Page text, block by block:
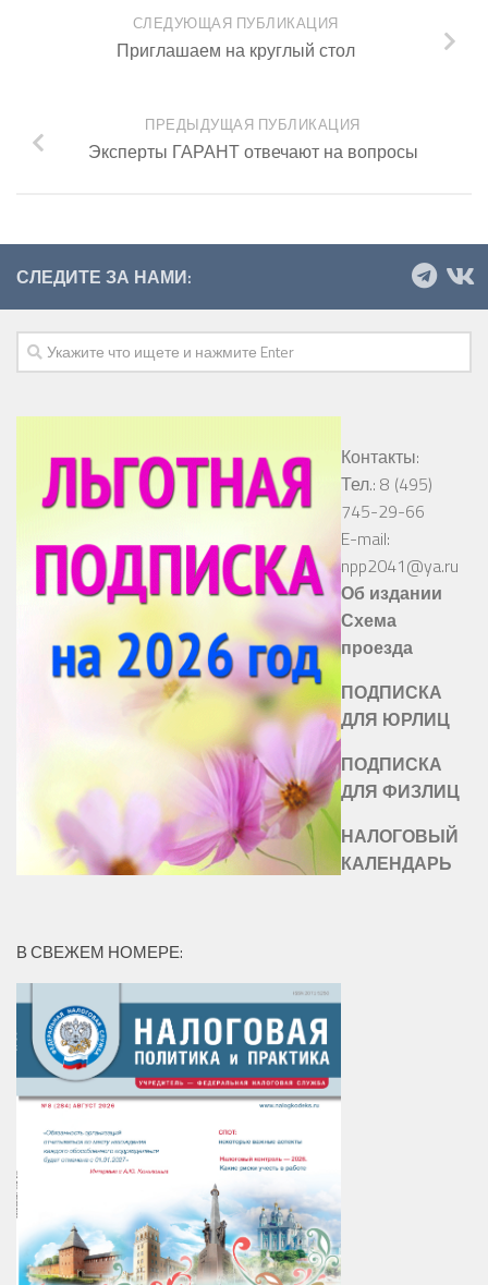
СЛЕДУЮЩАЯ ПУБЛИКАЦИЯ
Приглашаем на круглый стол
ПРЕДЫДУЩАЯ ПУБЛИКАЦИЯ
Эксперты ГАРАНТ отвечают на вопросы
СЛЕДИТЕ ЗА НАМИ:
Контакты:
Тел.: 8 (495)
745-29-66
E-mail:
npp2041@ya.ru
Об издании
Схема
проезда
ПОДПИСКА
ДЛЯ ЮРЛИЦ
ПОДПИСКА
ДЛЯ ФИЗЛИЦ
НАЛОГОВЫЙ
КАЛЕНДАРЬ
В СВЕЖЕМ НОМЕРЕ: